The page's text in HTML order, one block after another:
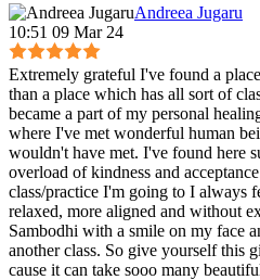
Andreea Jugaru
10:51 09 Mar 24
Extremely grateful I've found a
than a place which has all sort of
became a part of my personal
where I've met wonderful human
wouldn't have met. I've found here
overload of kindness and
class/practice I'm going to I always
relaxed, more aligned and without
Sambodhi with a smile on my face
another class. So give yourself this
cause it can take sooo many